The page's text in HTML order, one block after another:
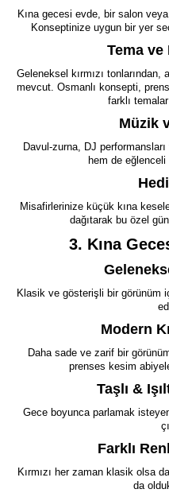
Kına gecesi evde, bir salon
Konseptinize uygun bir yer
Tema ve
Geleneksel kırmızı
mevcut. Osmanlı konsepti,
farklı
Müzik
Davul-zurna, DJ
hem de
Misafirlerinize küçük kına
dağıtarak bu özel
3. Kına
Klasik ve gösterişli bir görünüm
Modern
Daha sade ve zarif bir
prenses kesim
Taşlı &
Gece boyunca parlamak
Farklı
Kırmızı her zaman klasik olsa
da